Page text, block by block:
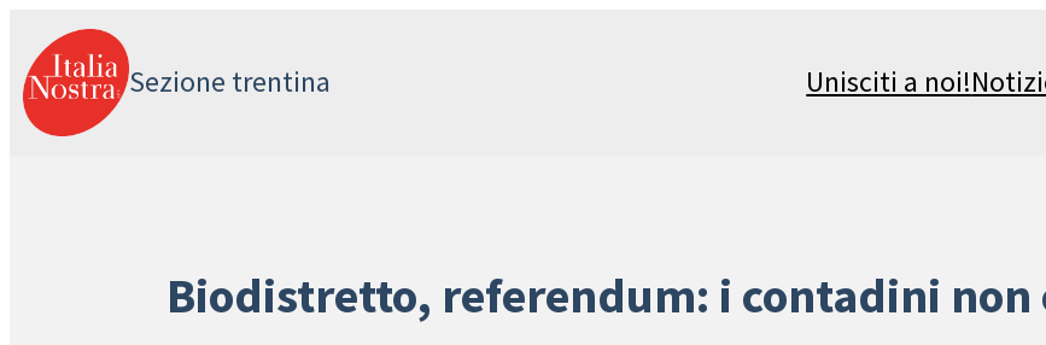
al
contenuto
Sezione trentina Unisciti a noi!
Biodistretto, referendum: i contadini non